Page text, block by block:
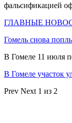
фальсификацией
ГЛАВНЫЕ
Гомель снова
В Гомеле 11 июля
В Гомеле участок
Prev Next 1 из 2